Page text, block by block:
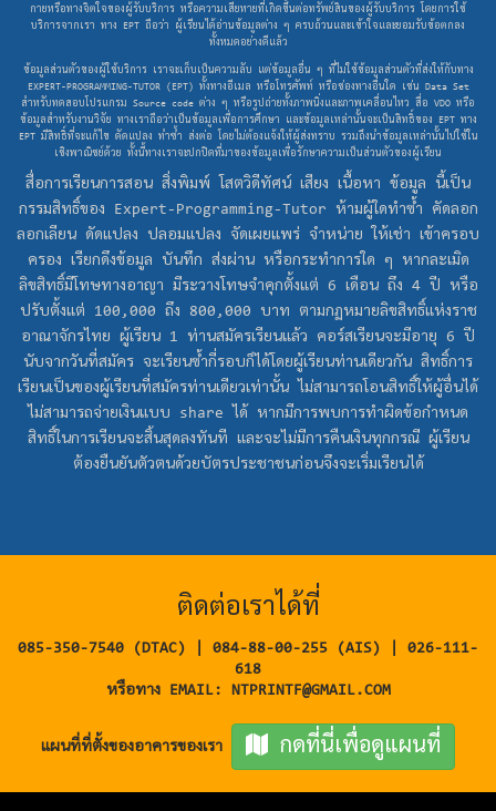
กายหรือทางจิตใจของผู้รับบริการ หรือความเสียหายที่เกิดขึ้นต่อทรัพย์สินของผู้รับบริการ โดยการใช้
บริการจากเรา ทาง EPT ถือว่า ผู้เรียนได้อ่านข้อมูลต่าง ๆ ครบถ้วนและเข้าใจและยอมรับข้อตกลง
ทั้งหมดอย่างดีแล้ว
ข้อมูลส่วนตัวของผู้ใช้บริการ เราจะเก็บเป็นความลับ แต่ข้อมูลอื่น ๆ ที่ไม่ใช้ข้อมูลส่วนตัวที่ส่งให้กับทาง
EXPERT-PROGRAMMING-TUTOR (EPT) ทั้งทางอีเมล หรือโทรศัพท์ หรือช่องทางอื่นใด เช่น Data Set
สำหรับทดสอบโปรแกรม Source code ต่าง ๆ หรือรูปถ่ายทั้งภาพนิ่งและภาพเคลื่อนไหว สื่อ VDO หรือ
ข้อมูลสำหรับงานวิจัย ทางเราถือว่าเป็นข้อมูลเพื่อการศึกษา และข้อมูลเหล่านั้นจะเป็นสิทธิ์ของ EPT ทาง
EPT มีสิทธิ์ที่จะแก้ไข ดัดแปลง ทำซ้ำ ส่งต่อ โดยไม่ต้องแจ้งให้ผู้ส่งทราบ รวมถึงนำข้อมูลเหล่านั้นไปใช้ใน
เชิงพาณิชย์ด้วย ทั้งนี้ทางเราจะปกปิดที่มาของข้อมูลเพื่อรักษาความเป็นส่วนตัวของผู้เรียน
สื่อการเรียนการสอน สิ่งพิมพ์ โสตวิดีทัศน์ เสียง เนื้อหา ข้อมูล นี้เป็น
กรรมสิทธิ์ของ Expert-Programming-Tutor ห้ามผู้ใดทำซ้ำ คัดลอก
ลอกเลียน ดัดแปลง ปลอมแปลง จัดเผยแพร่ จำหน่าย ให้เช่า เข้าครอบ
ครอง เรียกดึงข้อมูล บันทึก ส่งผ่าน หรือกระทำการใด ๆ หากละเมิด
ลิขสิทธิ์มีโทษทางอาญา มีระวางโทษจำคุกตั้งแต่ 6 เดือน ถึง 4 ปี หรือ
ปรับตั้งแต่ 100,000 ถึง 800,000 บาท ตามกฏหมายลิขสิทธิ์แห่งราช
อาณาจักรไทย ผู้เรียน 1 ท่านสมัครเรียนแล้ว คอร์สเรียนจะมีอายุ 6 ปี
นับจากวันที่สมัคร จะเรียนซ้ำกี่รอบก็ได้โดยผู้เรียนท่านเดียวกัน สิทธิ์การ
เรียนเป็นของผู้เรียนที่สมัครท่านเดียวเท่านั้น ไม่สามารถโอนสิทธิ์ให้ผู้อื่นได้
ไม่สามารถจ่ายเงินแบบ share ได้ หากมีการพบการทำผิดข้อกำหนด
สิทธิ์ในการเรียนจะสิ้นสุดลงทันที และจะไม่มีการคืนเงินทุกกรณี ผู้เรียน
ต้องยืนยันตัวตนด้วยบัตรประชาชนก่อนจึงจะเริ่มเรียนได้
ติดต่อเราได้ที่
085-350-7540 (DTAC) | 084-88-00-255 (AIS) | 026-111-
618
หรือทาง EMAIL: NTPRINTF@GMAIL.COM
แผนที่ที่ตั้งของอาคารของเรา กดที่นี่เพื่อดูแผนที่